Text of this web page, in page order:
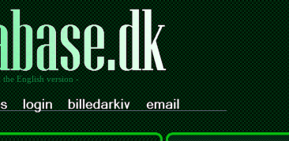
the English version -